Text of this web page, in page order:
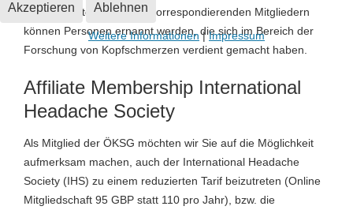
Zu Ehrenmitgliedern und korrespondierenden Mitgliedern
können Personen ernannt werden, die sich im Bereich der
Forschung von Kopfschmerzen verdient gemacht haben.
Affiliate Membership International
Headache Society
Als Mitglied der ÖKSG möchten wir Sie auf die Möglichkeit
aufmerksam machen, auch der International Headache
Society (IHS) zu einem reduzierten Tarif beizutreten (Online
Mitgliedschaft 95 GBP statt 110 pro Jahr), bzw. die
Akzeptieren Ablehnen
Weitere Informationen|Impressum